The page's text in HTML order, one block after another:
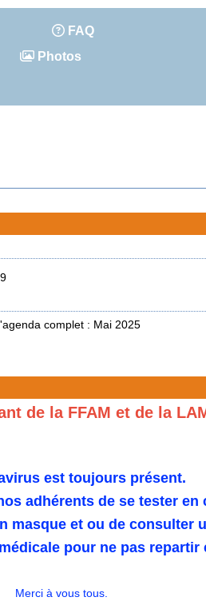
FAQ
Photos
complet : Mai 2025
de la FFAM et de la
est toujours présent.
adhérents de se tester en
masque et ou de consulter
pour ne pas repartir
Merci à vous tous.